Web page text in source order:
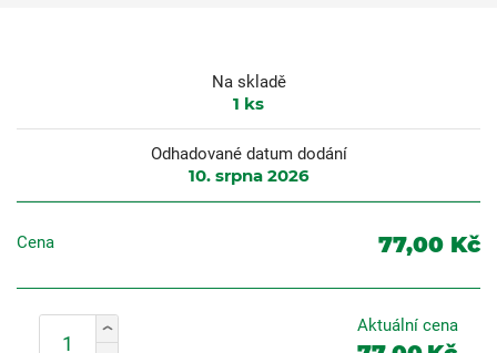
Na skladě
1 ks
Odhadované datum dodání
10. srpna 2026
Cena 77,00 Kč
Aktuální cena